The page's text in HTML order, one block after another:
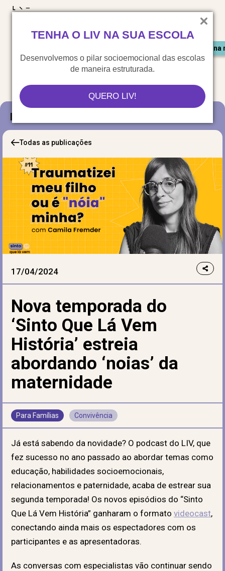
TENHA O LIV NA SUA ESCOLA
Desenvolvemos o pilar socioemocional das escolas
de maneira estruturada.
QUERO LIV!
Saiu
Blog
Todas as publicações
17/04/2024
Nova temporada do
‘Sinto Que Lá Vem
História’ estreia
abordando ‘noias’ da
maternidade
Para Famílias Convivência
Já está sabendo da novidade? O podcast do LIV, que
fez sucesso no ano passado ao abordar temas como
educação, habilidades socioemocionais,
relacionamentos e paternidade, acaba de estrear sua
segunda temporada! Os novos episódios do “Sinto
Que Lá Vem História” ganharam o formato videocast,
conectando ainda mais os espectadores com os
participantes e as apresentadoras.
As conversas com especialistas vão continuar sendo